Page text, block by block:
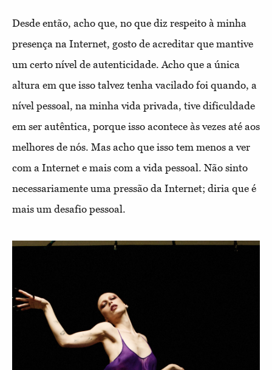
Desde então, acho que, no que diz respeito à minha
presença na Internet, gosto de acreditar que mantive
um certo nível de autenticidade. Acho que a única
altura em que isso talvez tenha vacilado foi quando, a
nível pessoal, na minha vida privada, tive dificuldade
em ser autêntica, porque isso acontece às vezes até aos
melhores de nós. Mas acho que isso tem menos a ver
com a Internet e mais com a vida pessoal. Não sinto
necessariamente uma pressão da Internet; diria que é
mais um desafio pessoal.